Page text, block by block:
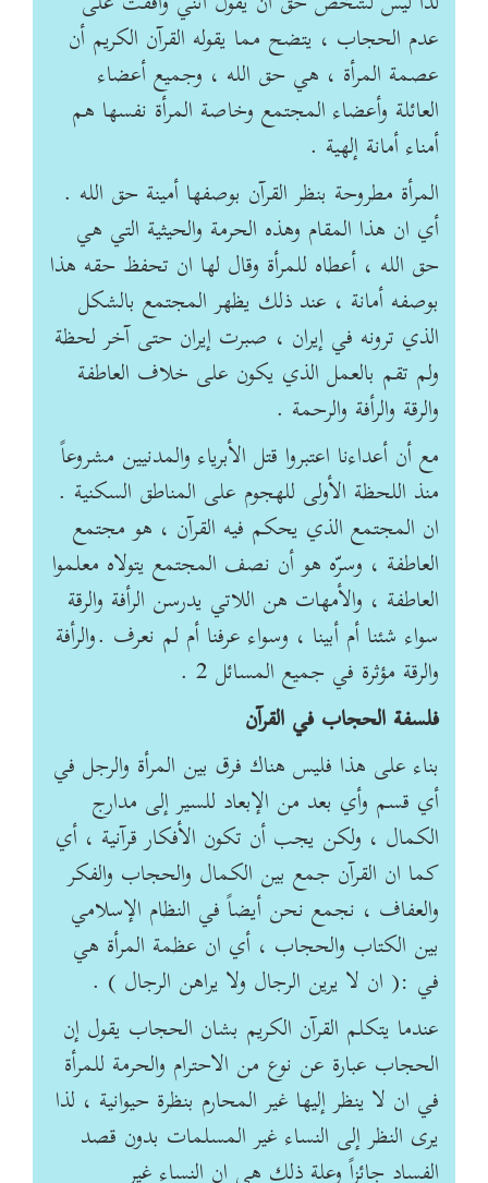
عدم الحجاب ، يتضح مما يقوله القرآن الكريم أن
عصمة المرأة ، هي حق الله ، وجميع أعضاء
العائلة وأعضاء المجتمع وخاصة المرأة نفسها هم
أمناء أمانة إلهية .
المرأة مطروحة بنظر القرآن بوصفها أمينة حق الله .
أي ان هذا المقام وهذه الحرمة والحيثية التي هي
حق الله ، أعطاه للمرأة وقال لها ان تحفظ حقه هذا
بوصفه أمانة ، عند ذلك يظهر المجتمع بالشكل
الذي ترونه في إيران ، صبرت إيران حتى آخر لحظة
ولم تقم بالعمل الذي يكون على خلاف العاطفة
والرقة والرأفة والرحمة .
مع أن أعداءنا اعتبروا قتل الأبرياء والمدنيين مشروعاً
منذ اللحظة الأولى للهجوم على المناطق السكنية .
ان المجتمع الذي يحكم فيه القرآن ، هو مجتمع
العاطفة ، وسرّه هو أن نصف المجتمع يتولاه معلموا
العاطفة ، والأمهات هن اللاتي يدرسن الرأفة والرقة
سواء شئنا أم أبينا ، وسواء عرفنا أم لم نعرف .والرأفة
والرقة مؤثرة في جميع المسائل 2 .
فلسفة الحجاب في القرآن
بناء على هذا فليس هناك فرق بين المرأة والرجل في
أي قسم وأي بعد من الإبعاد للسير إلى مدارج
الكمال ، ولكن يجب أن تكون الأفكار قرآنية ، أي
كما ان القرآن جمع بين الكمال والحجاب والفكر
والعفاف ، نجمع نحن أيضاً في النظام الإسلامي
بين الكتاب والحجاب ، أي ان عظمة المرأة هي
في :( ان لا يرين الرجال ولا يراهن الرجال ) .
عندما يتكلم القرآن الكريم بشان الحجاب يقول إن
الحجاب عبارة عن نوع من الاحترام والحرمة للمرأة
في ان لا ينظر إليها غير المحارم بنظرة حيوانية ، لذا
يرى النظر إلى النساء غير المسلمات بدون قصد